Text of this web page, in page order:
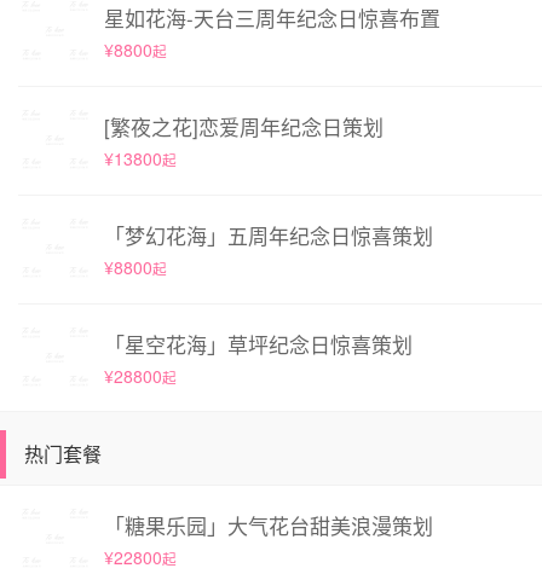
星如花海-天台三周年纪念日惊喜布置
¥8800起
[繁夜之花]恋爱周年纪念日策划
¥13800起
「梦幻花海」五周年纪念日惊喜策划
¥8800起
「星空花海」草坪纪念日惊喜策划
¥28800起
热门套餐
「糖果乐园」大气花台甜美浪漫策划
¥22800起